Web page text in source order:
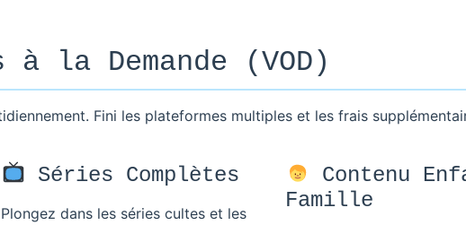
la Demande (VOD)
Fini les plateformes multiples et les frais
Séries Complètes
Plongez dans les séries cultes et les
Contenu
Famille